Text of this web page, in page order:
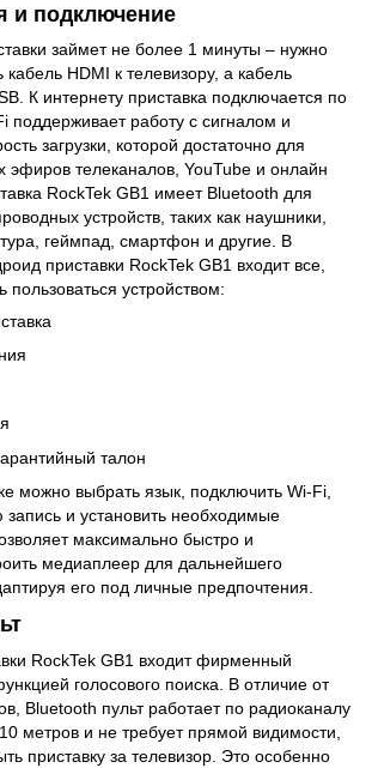
и подключение
займет не более 1 минуты – нужно
кабель HDMI к телевизору, а кабель
К интернету приставка подключается по
поддерживает работу с сигналом и
загрузки, которой достаточно для
эфиров телеканалов, YouTube и онлайн
RockTek GB1 имеет Bluetooth для
устройств, таких как наушники,
геймпад, смартфон и другие. В
приставки RockTek GB1 входит все,
пользоваться устройством:
талон
можно выбрать язык, подключить Wi-Fi,
запись и установить необходимые
максимально быстро и
медиаплеер для дальнейшего
его под личные предпочтения.
RockTek GB1 входит фирменный
голосового поиска. В отличие от
Bluetooth пульт работает по радиоканалу
метров и не требует прямой видимости,
приставку за телевизор. Это особенно